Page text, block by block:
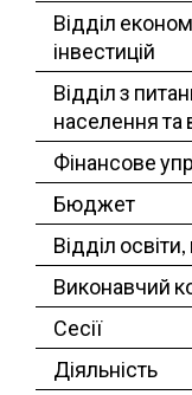
Відділ
інвестицій
Відділ з
населення та
Фінансове
Бюджет
Відділ
Виконавчий
Сесії
Діяльність